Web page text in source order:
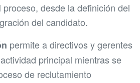
desde la definición del
del candidato.
permite a directivos y gerentes
principal mientras se
de reclutamiento